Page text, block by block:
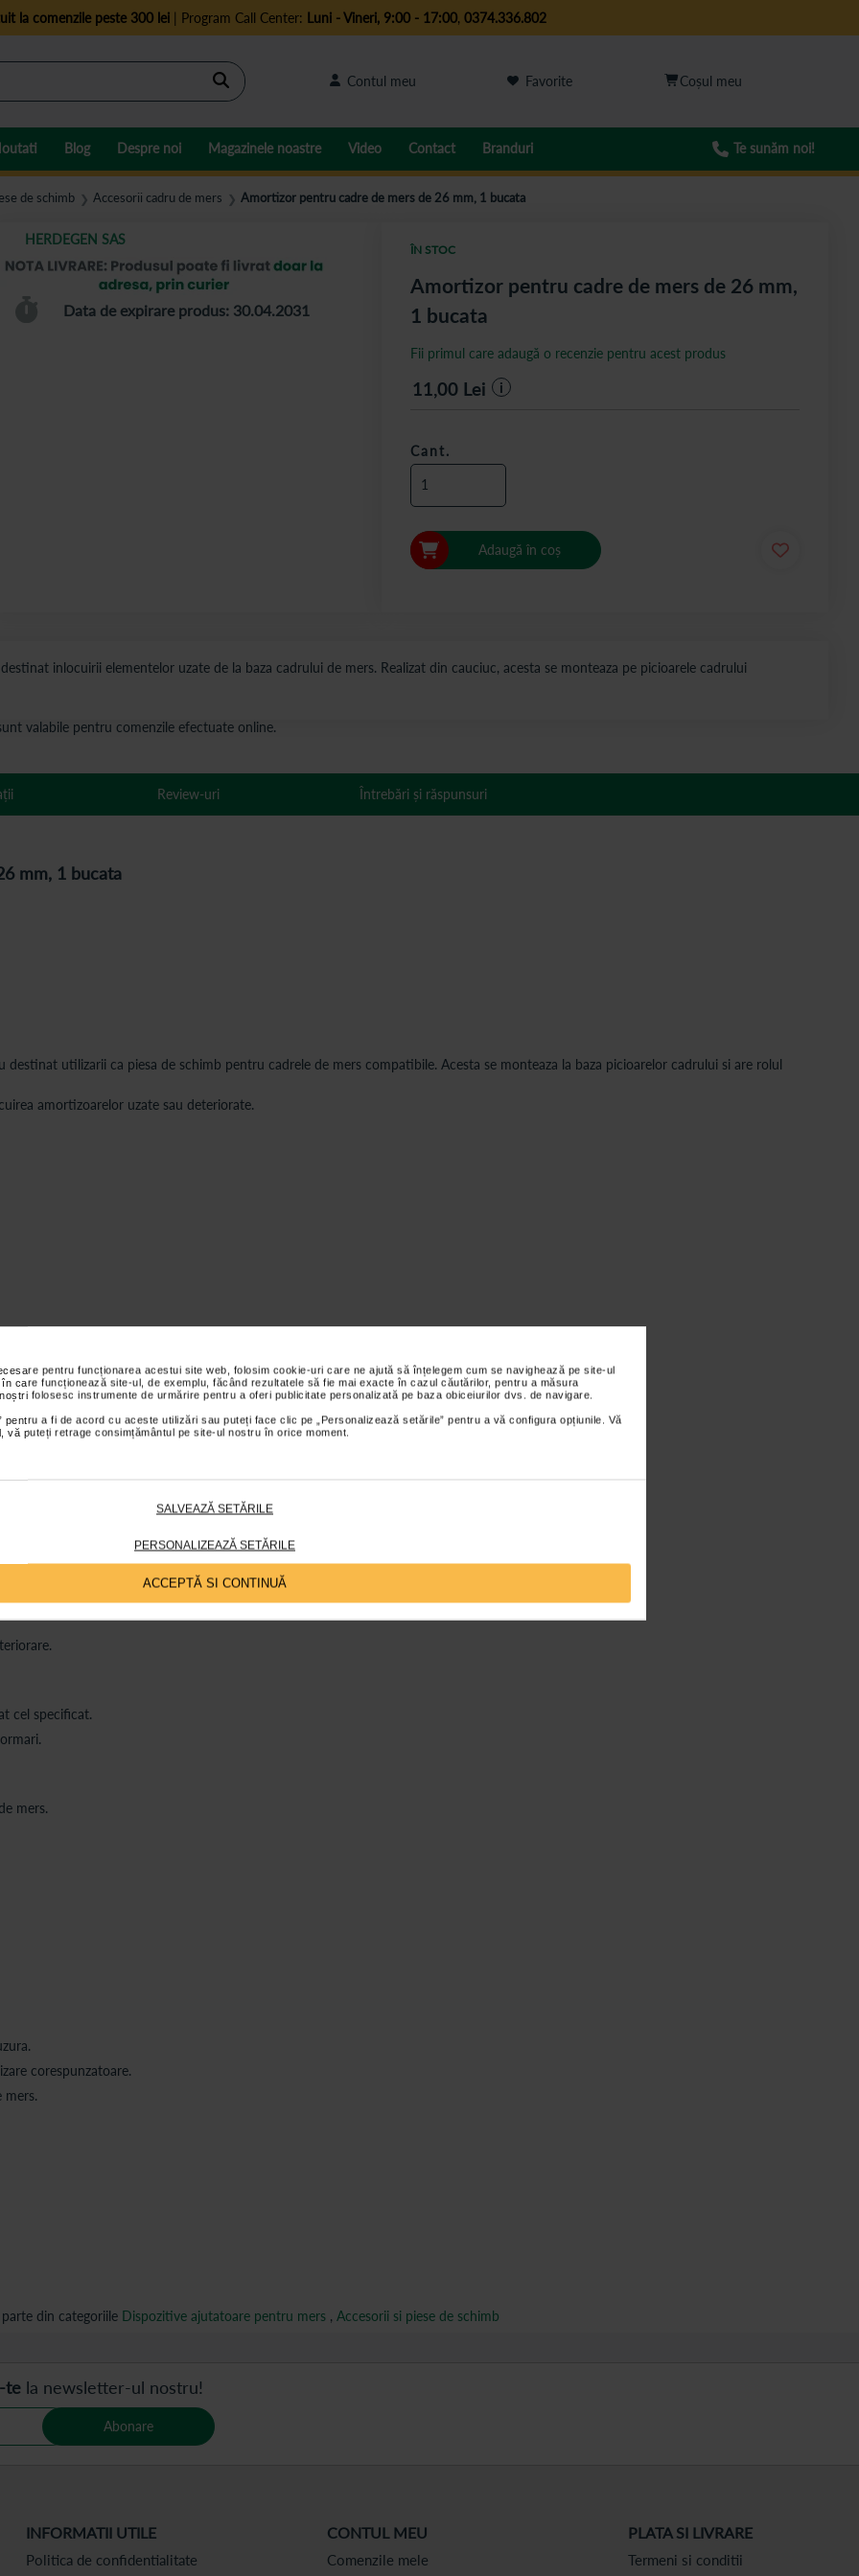
pentru funcționarea acestui site web, folosim cookie-uri care ne ajută să înțelegem cum se navighează pe site-ul
care funcționează site-ul, de exemplu, făcând rezultatele să fie mai exacte în cazul căutărilor, pentru a măsura
folosesc instrumente de urmărire pentru a oferi publicitate personalizată pe baza obiceiurilor dvs. de navigare.
pentru a fi de acord cu aceste utilizări sau puteți face clic pe „Personalizează setările” pentru a vă configura opțiunile. Vă
puteți retrage consimțământul pe site-ul nostru în orice moment.
SALVEAZĂ SETĂRILE
PERSONALIZEAZĂ SETĂRILE
ACCEPTĂ SI CONTINUĂ
la comenzile peste 300 lei| Program Call Center: Luni - Vineri, 9:00 - 17:00, 0374.336.802
Cautare Contul meu Favorite
Blog Despre noi Magazinele noastre Video Contact Branduri Te sunăm noi!
de schimb ❯ Accesorii cadru de mers ❯ Amortizor pentru cadre de mers de 26 mm, 1 bucata
HERDEGEN SAS
Data de expirare produs: 30.04.2031
inlocuirii elementelor uzate de la baza cadrului de mers. Realizat din cauciuc, acesta se monteaza pe picioarele cadrului
Amortizor pentru cadre de mers de 26 mm,
1 bucata
ÎN STOC
Fii primul care adaugă o recenzie pentru acest produs
11,00Lei i
Cant.
Adaugă în coș
valabile pentru comenzile efectuate online.
mm, 1 bucata
utilizarii ca piesa de schimb pentru cadrele de mers compatibile. Acesta se monteaza la baza picioarelor cadrului si are rolul
amortizoarelor uzate sau deteriorate.
cel specificat.
mers.
corespunzatoare.
Review-uri Întrebări și răspunsuri
din categoriile Dispozitive ajutatoare pentru mers , Accesorii si piese de schimb
te la newsletter-ul nostru!
Abonare
INFORMATII UTILE
Politica de confidentialitate
CONTUL MEU
Comenzile mele
PLATA SI LIVRARE
Termeni si conditii